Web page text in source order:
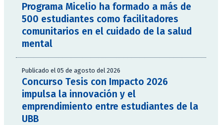
Programa Micelio ha formado a más de
500 estudiantes como facilitadores
comunitarios en el cuidado de la salud
mental
Publicado el 05 de agosto del 2026
Concurso Tesis con Impacto 2026
impulsa la innovación y el
emprendimiento entre estudiantes de la
UBB